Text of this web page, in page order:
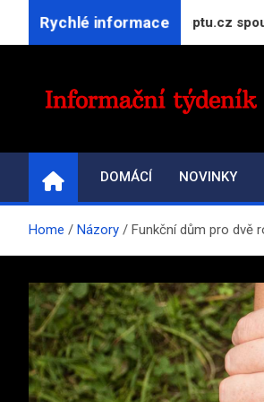
Rychlé informacespouští největší
DOMÁCÍ NOVINKY
Home Názory Funkční dům pro dvě